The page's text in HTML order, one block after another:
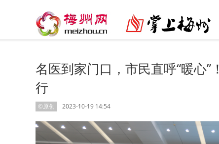
名医到家门口，市民直呼“暖心
行
©原创 2023-10-19 14:54